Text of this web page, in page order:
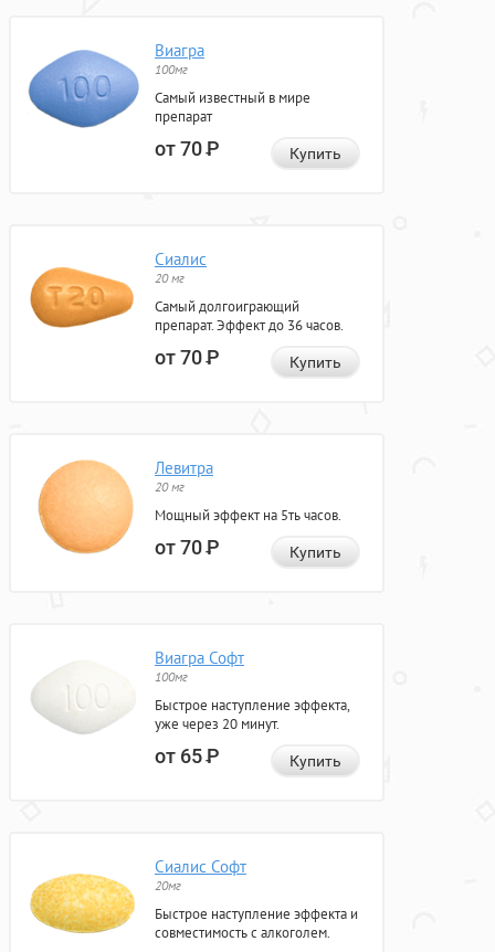
Виагра
100мг
Самый известный в мире
препарат
от 70Р Купить
Сиалис
20 мг
Самый долгоиграющий
препарат. Эффект до 36 часов.
от 70Р Купить
Левитра
20 мг
Мощный эффект на 5ть часов.
от 70Р Купить
Виагра Софт
100мг
Быстрое наступление эффекта,
уже через 20 минут.
от 65Р Купить
Сиалис Софт
20мг
Быстрое наступление эффекта и
совместимость с алкоголем.